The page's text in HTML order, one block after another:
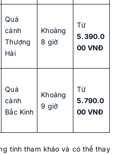
Quá
cảnh
Thượng
Hải
Khoảng
8 giờ
Từ
5.390.0
00 VNĐ
Quá
cảnh
Bắc Kinh
Khoảng
9 giờ
Từ
5.790.0
00 VNĐ
tính tham khảo và có thể thay